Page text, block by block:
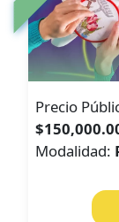
Precio
Modalidad: